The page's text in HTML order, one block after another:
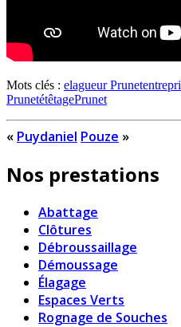
Mots clés : elagueur Prunet
PrunetétêtagePrunet
« Puydaniel Pouze »
Nos prestations
Abattage
Clôtures
Débroussaillage
Démoussage
Élagage
Espaces Verts
Rognage de Souches